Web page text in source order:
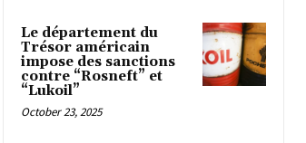
Le département du
Trésor américain
impose des sanctions
contre “Rosneft” et
“Lukoil”
October 23, 2025